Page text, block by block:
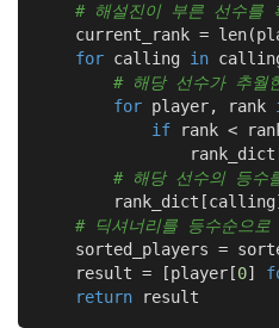
# 해설진이 부른 선수를
current_rank =
for calling in
# 해당 선수가 추월
for player, rank
if rank <
# 해당 선수의 등수
# 딕셔너리를 등수순으
sorted_players =
    result = [player[
0]
return result